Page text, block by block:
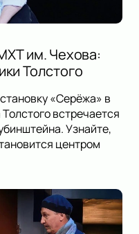
им. Чехова:
Толстого
«Серёжа» в
встречается
Узнайте,
центром